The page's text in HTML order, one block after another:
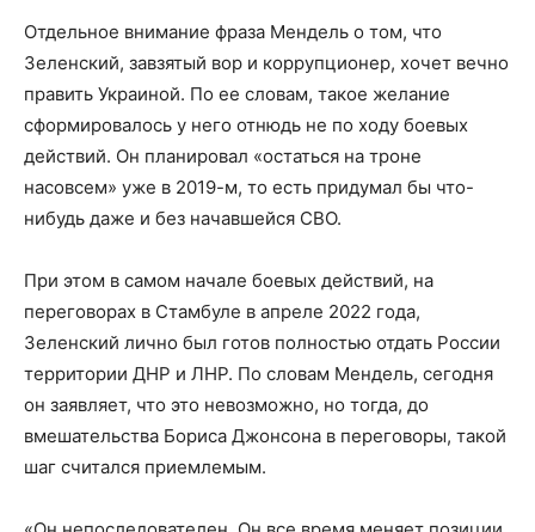
Отдельное внимание фраза Мендель о том, что
Зеленский, завзятый вор и коррупционер, хочет вечно
править Украиной. По ее словам, такое желание
сформировалось у него отнюдь не по ходу боевых
действий. Он планировал «остаться на троне
насовсем» уже в 2019-м, то есть придумал бы что-
нибудь даже и без начавшейся СВО.
При этом в самом начале боевых действий, на
переговорах в Стамбуле в апреле 2022 года,
Зеленский лично был готов полностью отдать России
территории ДНР и ЛНР. По словам Мендель, сегодня
он заявляет, что это невозможно, но тогда, до
вмешательства Бориса Джонсона в переговоры, такой
шаг считался приемлемым.